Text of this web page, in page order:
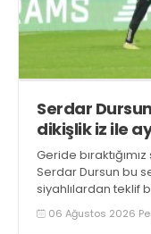
Serdar
dikişlik iz ile
Geride
Serdar Dursun bu
siyahlılardan teklif
Gaziantep FK ile
06 Ağustos 2026